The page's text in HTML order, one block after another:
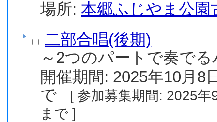
場所:本郷ふじやま公園
二部合唱(後期)
～2つのパートで奏で
開催期間: 2025年10月8
[ 参加募集期間: 2025年9月11日(木) から 2025年9月18日(木)
まで ]